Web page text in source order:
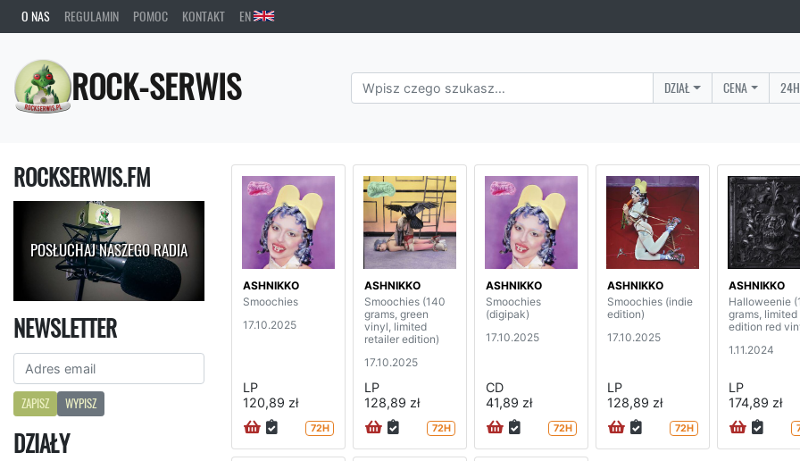
O NAS REGULAMIN POMOC KONTAKT EN
ROCK-SERWIS DZIAŁ CENA
ROCKSERWIS.FM
POSŁUCHAJ NASZEGO RADIA
NEWSLETTER
ZAPISZ WYPISZ
DZIAŁY
ASHNIKKO
Smoochies
17.10.2025
LP
120,89 zł
72H
ASHNIKKO
Smoochies (140
grams, green
vinyl, limited
retailer edition)
17.10.2025
LP
128,89 zł
72H
ASHNIKKO
Smoochies
(digipak)
17.10.2025
CD
41,89 zł
72H
ASHNIKKO
Smoochies (indie
edition)
17.10.2025
LP
128,89 zł
72H
ASHNIKKO
Halloweenie
grams, limited
edition red
1.11.2024
LP
174,89 zł